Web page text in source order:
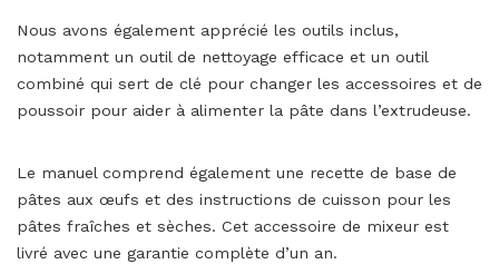
Nous avons également apprécié les outils inclus,
notamment un outil de nettoyage efficace et un outil
combiné qui sert de clé pour changer les accessoires et de
poussoir pour aider à alimenter la pâte dans l’extrudeuse.
Le manuel comprend également une recette de base de
pâtes aux œufs et des instructions de cuisson pour les
pâtes fraîches et sèches. Cet accessoire de mixeur est
livré avec une garantie complète d’un an.